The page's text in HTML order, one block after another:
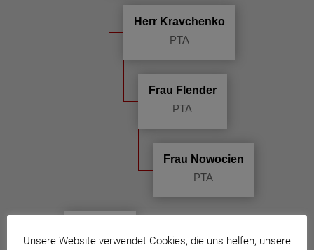
Herr Kravchenko
PTA
Frau Flender
PTA
Frau Nowocien
PTA
Unsere Website verwendet Cookies, die uns helfen, unsere